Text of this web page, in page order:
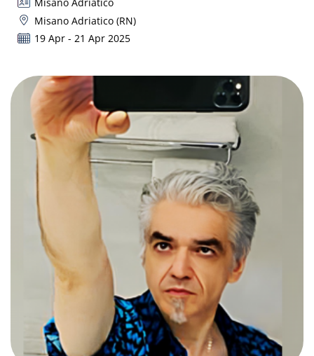
Misano Adriatico (RN)
19 Apr - 21 Apr 2025